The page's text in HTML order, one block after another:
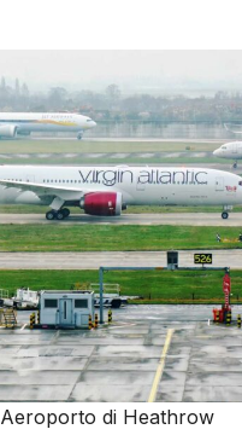
Aeroporto di Heathrow